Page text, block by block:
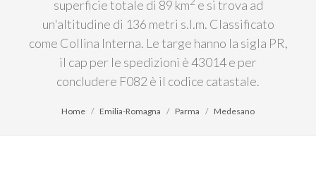
superficie totale di 89 km e si trova ad
un'altitudine di 136 metri s.l.m. Classificato
come Collina Interna. Le targe hanno la sigla PR,
il cap per le spedizioni è 43014 e per
concludere F082 è il codice catastale.
Home Emilia-Romagna Parma Medesano